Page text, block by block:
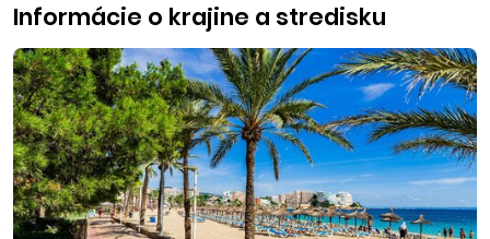
Informácie o krajine a stredisku